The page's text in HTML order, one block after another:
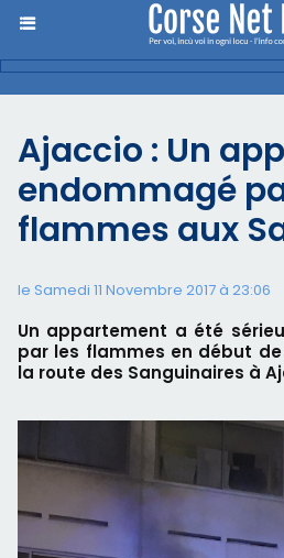
Ajaccio : Un
endommagé
flammes aux
le Samedi 11 Novembre 2017 à 23:06
Un appartement a été
par les flammes en début
la route des Sanguinaires à